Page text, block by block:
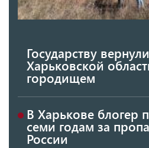
Государству
Харьковской
городищем
В Харькове блогер
семи годам за
России